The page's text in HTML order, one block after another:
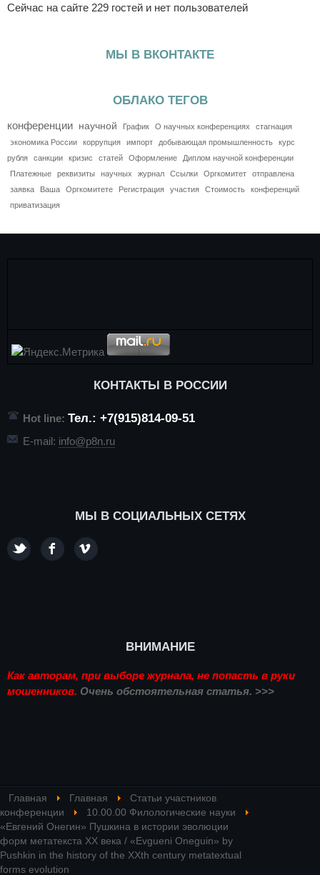
Сейчас на сайте 229 гостей и нет пользователей
МЫ В ВКОНТАКТЕ
ОБЛАКО ТЕГОВ
конференции научной График О научных конференциях
стагнация
экономика России
коррупция импорт добывающая промышленность
курс
рубля
санкции кризис статей Оформление
Диплом научной конференции
Платежные
реквизиты научных журнал Ссылки Оргкомитет
отправлена
заявка
Ваша Оргкомитете Регистрация участия Стоимость
конференций
приватизация
КОНТАКТЫ В РОССИИ
Hot line: Тел.: +7(915)814-09-51
E-mail: info@p8n.ru
МЫ В СОЦИАЛЬНЫХ СЕТЯХ
ВНИМАНИЕ
Как авторам, при выборе журнала, не попасть в руки
мошенников. Очень обстоятельная статья. >>>
Главная Главная
Статьи участников
конференции
10.00.00 Филологические науки
«Евгений Онегин» Пушкина в истории эволюции
форм метатекста XX века / «Evgueni Oneguin» by
Pushkin in the history of the XXth century metatextual
forms evolution